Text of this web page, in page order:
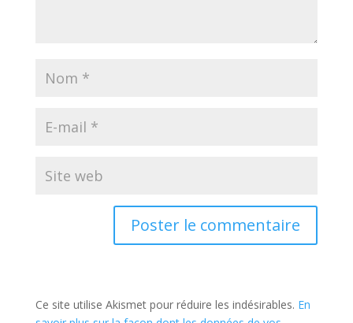
Ce site utilise Akismet pour réduire les indésirables. En